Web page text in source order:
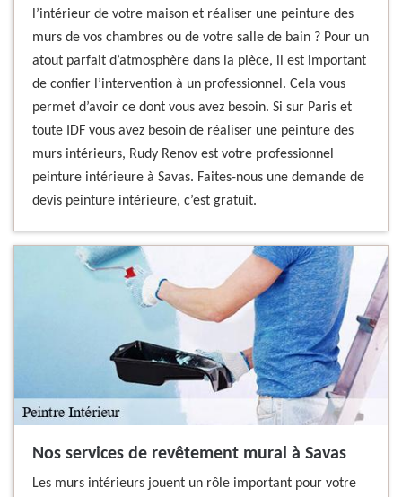
l’intérieur de votre maison et réaliser une peinture des
murs de vos chambres ou de votre salle de bain ? Pour un
atout parfait d’atmosphère dans la pièce, il est important
de confier l’intervention à un professionnel. Cela vous
permet d’avoir ce dont vous avez besoin. Si sur Paris et
toute IDF vous avez besoin de réaliser une peinture des
murs intérieurs, Rudy Renov est votre professionnel
peinture intérieure à Savas. Faites-nous une demande de
devis peinture intérieure, c’est gratuit.
Nos services de revêtement mural à Savas
Les murs intérieurs jouent un rôle important pour votre